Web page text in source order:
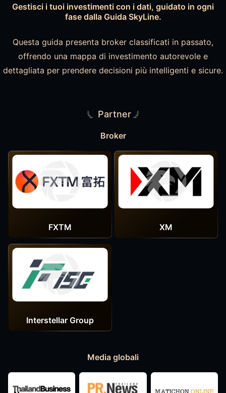
Gestisci i tuoi investimenti con i dati, guidato in ogni
fase dalla Guida SkyLine.
Questa guida presenta broker classificati in passato,
offrendo una mappa di investimento autorevole e
dettagliata per prendere decisioni più intelligenti e sicure.
Partner
Broker
FXTM XM
Interstellar Group
Media globali